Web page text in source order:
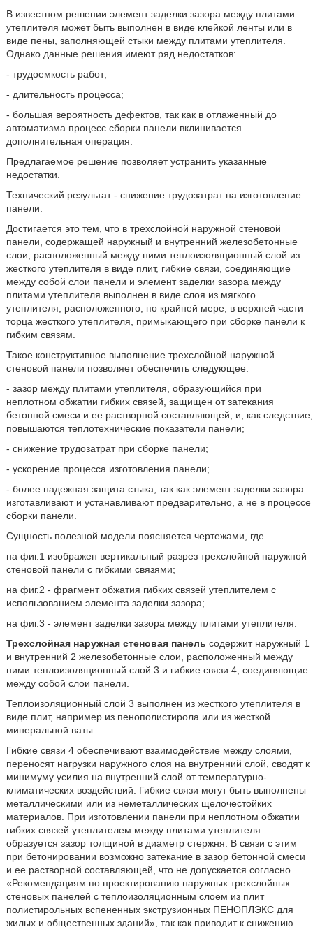
В известном решении элемент заделки зазора между плитами
утеплителя может быть выполнен в виде клейкой ленты или в
виде пены, заполняющей стыки между плитами утеплителя.
Однако данные решения имеют ряд недостатков:
- трудоемкость работ;
- длительность процесса;
- большая вероятность дефектов, так как в отлаженный до
автоматизма процесс сборки панели вклинивается
дополнительная операция.
Предлагаемое решение позволяет устранить указанные
недостатки.
Технический результат - снижение трудозатрат на изготовление
панели.
Достигается это тем, что в трехслойной наружной стеновой
панели, содержащей наружный и внутренний железобетонные
слои, расположенный между ними теплоизоляционный слой из
жесткого утеплителя в виде плит, гибкие связи, соединяющие
между собой слои панели и элемент заделки зазора между
плитами утеплителя выполнен в виде слоя из мягкого
утеплителя, расположенного, по крайней мере, в верхней части
торца жесткого утеплителя, примыкающего при сборке панели к
гибким связям.
Такое конструктивное выполнение трехслойной наружной
стеновой панели позволяет обеспечить следующее:
- зазор между плитами утеплителя, образующийся при
неплотном обжатии гибких связей, защищен от затекания
бетонной смеси и ее растворной составляющей, и, как следствие,
повышаются теплотехнические показатели панели;
- снижение трудозатрат при сборке панели;
- ускорение процесса изготовления панели;
- более надежная защита стыка, так как элемент заделки зазора
изготавливают и устанавливают предварительно, а не в процессе
сборки панели.
Сущность полезной модели поясняется чертежами, где
на фиг.1 изображен вертикальный разрез трехслойной наружной
стеновой панели с гибкими связями;
на фиг.2 - фрагмент обжатия гибких связей утеплителем с
использованием элемента заделки зазора;
на фиг.3 - элемент заделки зазора между плитами утеплителя.
Трехслойная наружная стеновая панель содержит наружный 1
и внутренний 2 железобетонные слои, расположенный между
ними теплоизоляционный слой 3 и гибкие связи 4, соединяющие
между собой слои панели.
Теплоизоляционный слой 3 выполнен из жесткого утеплителя в
виде плит, например из пенополистирола или из жесткой
минеральной ваты.
Гибкие связи 4 обеспечивают взаимодействие между слоями,
переносят нагрузки наружного слоя на внутренний слой, сводят к
минимуму усилия на внутренний слой от температурно-
климатических воздействий. Гибкие связи могут быть выполнены
металлическими или из неметаллических щелочестойких
материалов. При изготовлении панели при неплотном обжатии
гибких связей утеплителем между плитами утеплителя
образуется зазор толщиной в диаметр стержня. В связи с этим
при бетонировании возможно затекание в зазор бетонной смеси
и ее растворной составляющей, что не допускается согласно
«Рекомендациям по проектированию наружных трехслойных
стеновых панелей с теплоизоляционным слоем из плит
полистирольных вспененных экструзионных ПЕНОПЛЭКС для
жилых и общественных зданий», так как приводит к снижению